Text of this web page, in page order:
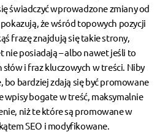
świadczyć wprowadzone zmiany od
że wśród topowych pozycji
frazę znajdują się takie strony,
nie posiadają – albo nawet jeśli to
słów i fraz kluczowych w treści. Niby
bo bardziej zdają się być promowane
wpisy bogate w treść, maksymalnie
niż te które są promowane w
SEO i modyfikowane.